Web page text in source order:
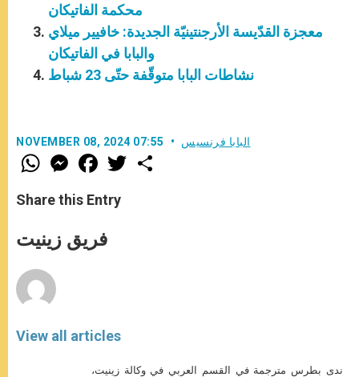
محكمة الفاتيكان
معجزة القدّيسة الأرجنتينيّة الجديدة: خافيير ميلاي
والبابا في الفاتيكان
نشاطات البابا متوقّفة حتّى 23 شباط
NOVEMBER 08, 2024 07:55 البابا فرنسيس
W
h
t
s
p
p
M
e
s
e
g
e
F
a
e
b
o
k
w
Share this Entry
فريق زينيت
View all articles
ندى بطرس مترجمة في القسم العربي في وكالة زينيت،